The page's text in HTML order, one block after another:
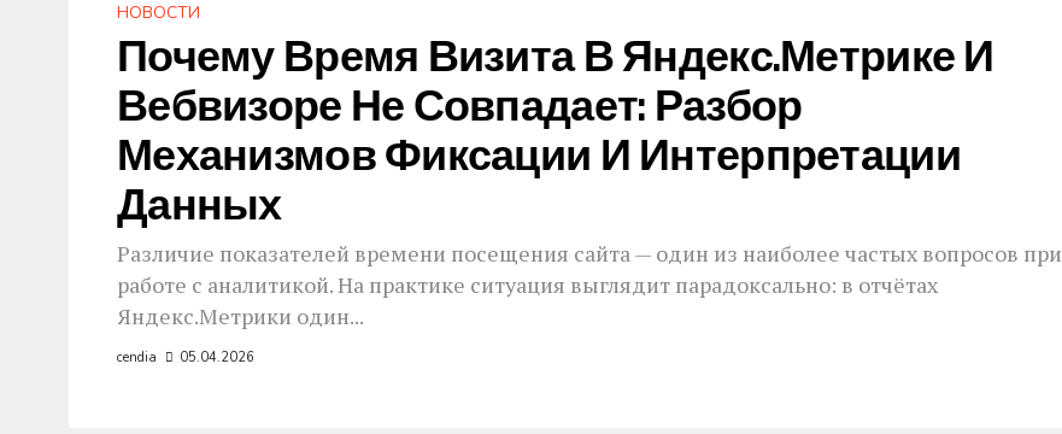
НОВОСТИ
Почему Время Визита В Яндекс.Метрике И
Вебвизоре Не Совпадает: Разбор
Механизмов Фиксации И Интерпретации
Данных
Различие показателей времени посещения сайта — один из наиболее частых вопросов при
работе с аналитикой. На практике ситуация выглядит парадоксально: в отчётах
Яндекс.Метрики один...
cendia 05.04.2026